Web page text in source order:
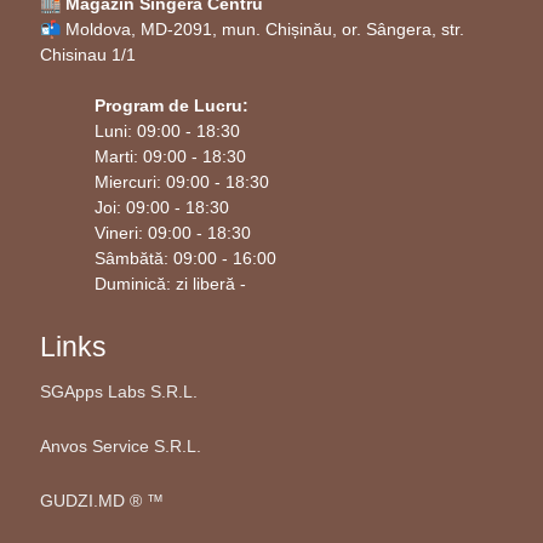
📬 Moldova, MD-2091, mun. Chișinău, or. Sângera, str.
Chisinau 1/1
Program de Lucru:
Luni: 09:00 - 18:30
Marti: 09:00 - 18:30
Miercuri: 09:00 - 18:30
Joi: 09:00 - 18:30
Vineri: 09:00 - 18:30
Sâmbătă: 09:00 - 16:00
Duminică: zi liberă -
Links
SGApps Labs S.R.L.
Anvos Service S.R.L.
GUDZI.MD ®️ ™️